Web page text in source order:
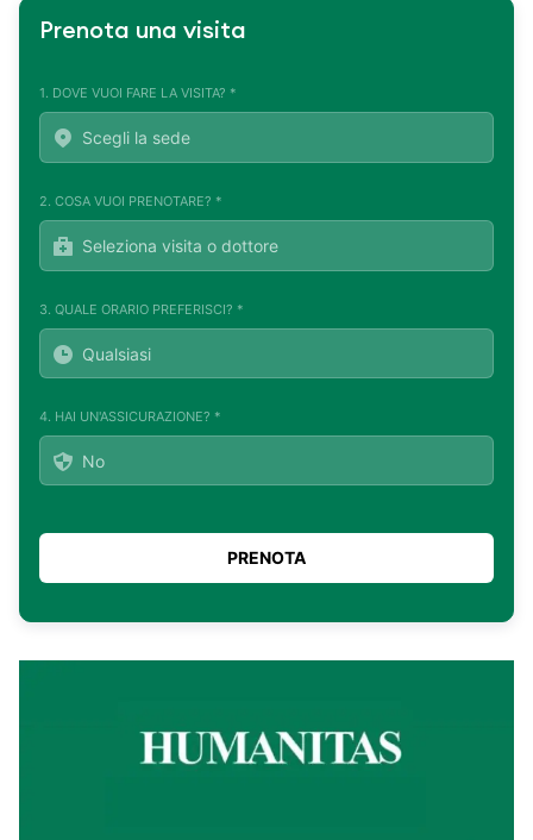
Prenota una visita
1. DOVE VUOI FARE LA VISITA? *
2. COSA VUOI PRENOTARE? *
3. QUALE ORARIO PREFERISCI? *
4. HAI UN'ASSICURAZIONE? *